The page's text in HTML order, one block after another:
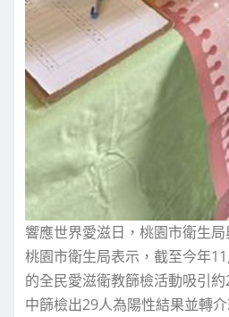
響應世界愛滋日，桃園市衛生
桃園市衛生局表示，截至今年
的全民愛滋衛教篩檢活動吸引
中篩檢出29人為陽性結果並轉